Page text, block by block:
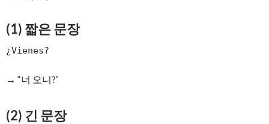
(1) 짧은 문장
→ “너 오니?”
(2) 긴 문장